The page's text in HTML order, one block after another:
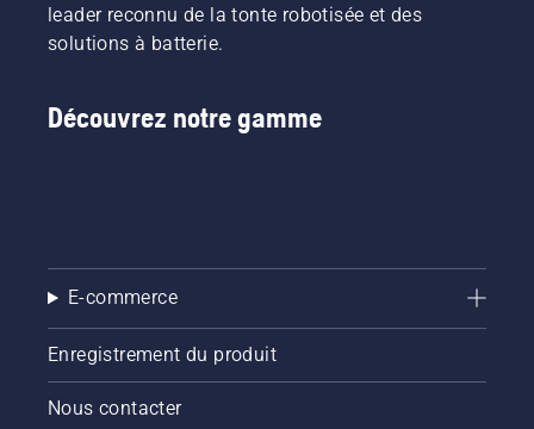
leader reconnu de la tonte robotisée et des
solutions à batterie.
Découvrez notre gamme
E-commerce
Enregistrement du produit
Nous contacter